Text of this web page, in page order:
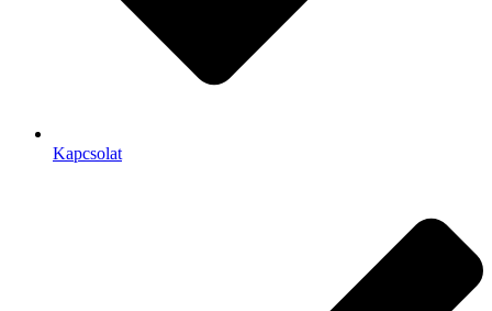
Kapcsolat